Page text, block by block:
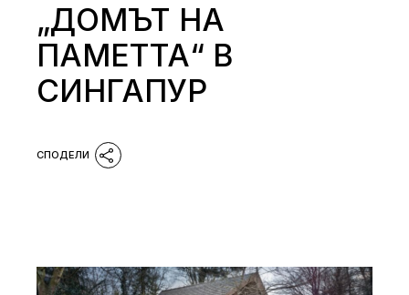
„ДОМЪТ НА
ПАМЕТТА“ В
СИНГАПУР